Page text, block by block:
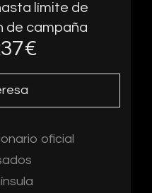
límite de
de campaña
€
oficial